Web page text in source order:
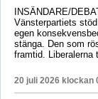
INSÄNDARE/
Vänsterpartiets
egen
stänga. Den som
framtid. Liberalerna
20 juli 2026 klockan